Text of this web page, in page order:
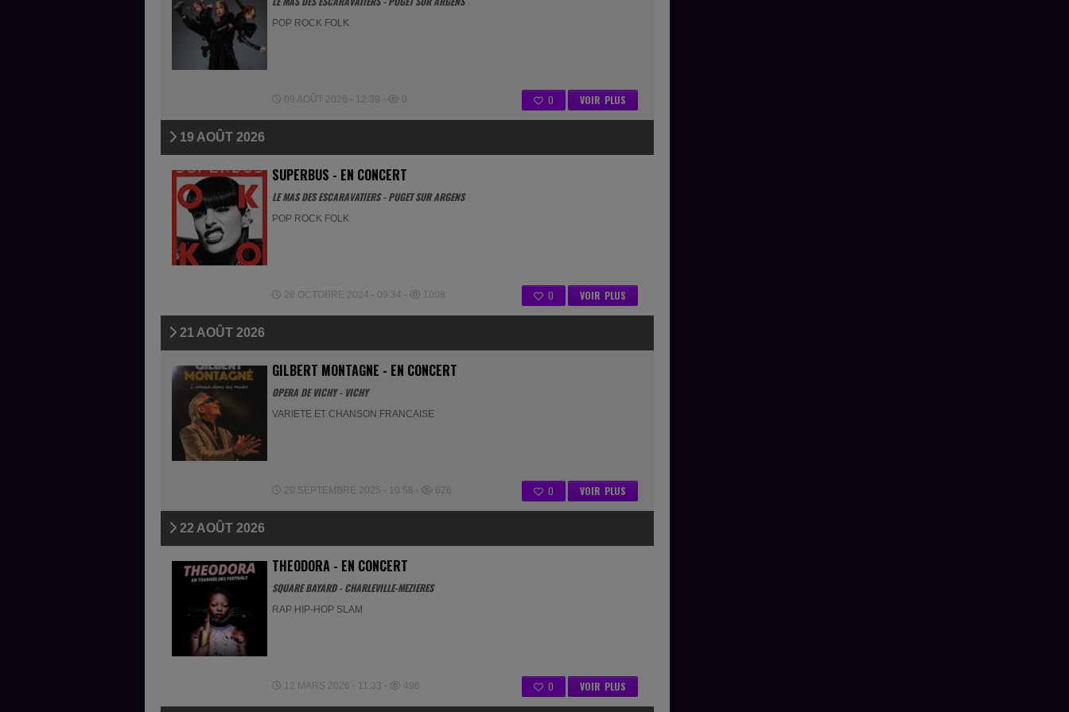
POP ROCK FOLK
VOIR PLUS
0
09 AOÛT 2026 - 12:39 - 0
19 AOÛT 2026
SUPERBUS - EN CONCERT
LE MAS DES ESCARAVATIERS - PUGET SUR ARGENS
POP ROCK FOLK
VOIR PLUS
0
26 OCTOBRE 2024 - 09:34 - 1008
21 AOÛT 2026
GILBERT MONTAGNE - EN CONCERT
OPERA DE VICHY - VICHY
VARIETE ET CHANSON FRANCAISE
VOIR PLUS
0
20 SEPTEMBRE 2025 - 10:58 - 626
22 AOÛT 2026
THEODORA - EN CONCERT
SQUARE BAYARD - CHARLEVILLE-MEZIERES
RAP HIP-HOP SLAM
VOIR PLUS
0
12 MARS 2026 - 11:33 - 496